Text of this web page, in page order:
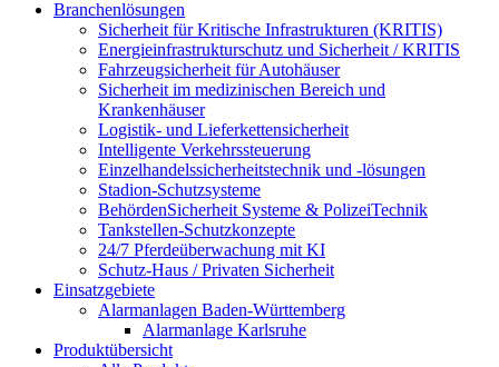
Branchenlösungen
Sicherheit für Kritische Infrastrukturen (KRITIS)
Energieinfrastrukturschutz und Sicherheit / KRITIS
Fahrzeugsicherheit für Autohäuser
Sicherheit im medizinischen Bereich und
Krankenhäuser
Logistik- und Lieferkettensicherheit
Intelligente Verkehrssteuerung
Einzelhandelssicherheitstechnik und -lösungen
Stadion-Schutzsysteme
BehördenSicherheit Systeme & PolizeiTechnik
Tankstellen-Schutzkonzepte​
24/7 Pferdeüberwachung mit KI
Schutz-Haus / Privaten Sicherheit
Einsatzgebiete
Alarmanlagen Baden-Württemberg
Alarmanlage Karlsruhe
Produktübersicht